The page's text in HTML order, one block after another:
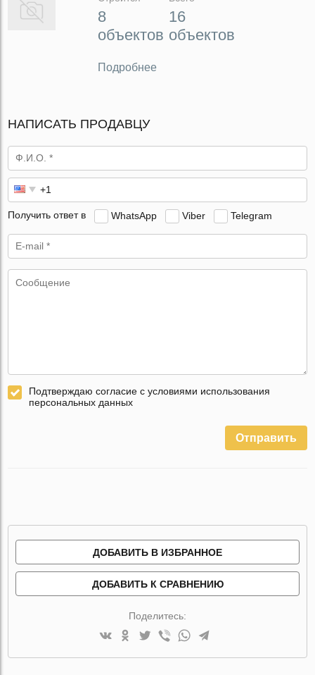
8
объектов
16
объектов
Подробнее
НАПИСАТЬ ПРОДАВЦУ
Получить ответ в WhatsApp Viber Telegram
Подтверждаю согласие с условиями использования
персональных данных
Отправить
ДОБАВИТЬ В ИЗБРАННОЕ
ДОБАВИТЬ К СРАВНЕНИЮ
Поделитесь: